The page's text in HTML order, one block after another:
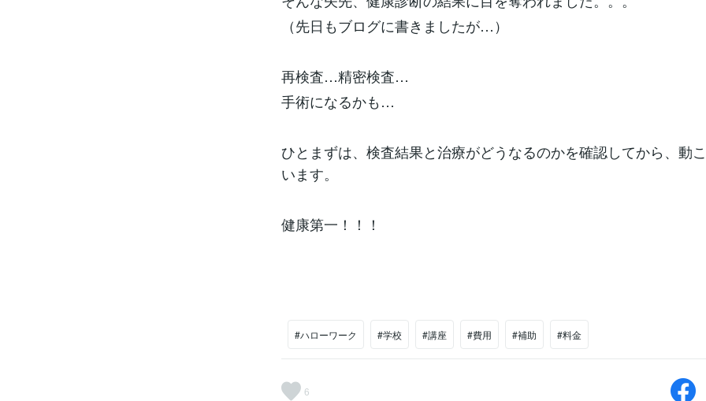
（先日もブログに書きましたが…）
再検査…精密検査…
手術になるかも…
ひとまずは、検査結果と治療がどうなるのかを確認してから、動
います。
健康第一！！！
#ハローワーク #学校 #講座 #費用 #補助 #料金
6